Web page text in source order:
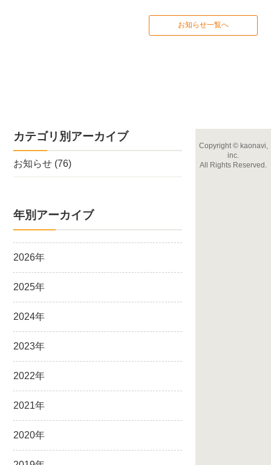
お知らせ一覧へ
カテゴリ別アーカイブ
お知らせ (76)
年別アーカイブ
2026年
2025年
2024年
2023年
2022年
2021年
2020年
Copyright©kaonavi,
inc.
All Rights Reserved.